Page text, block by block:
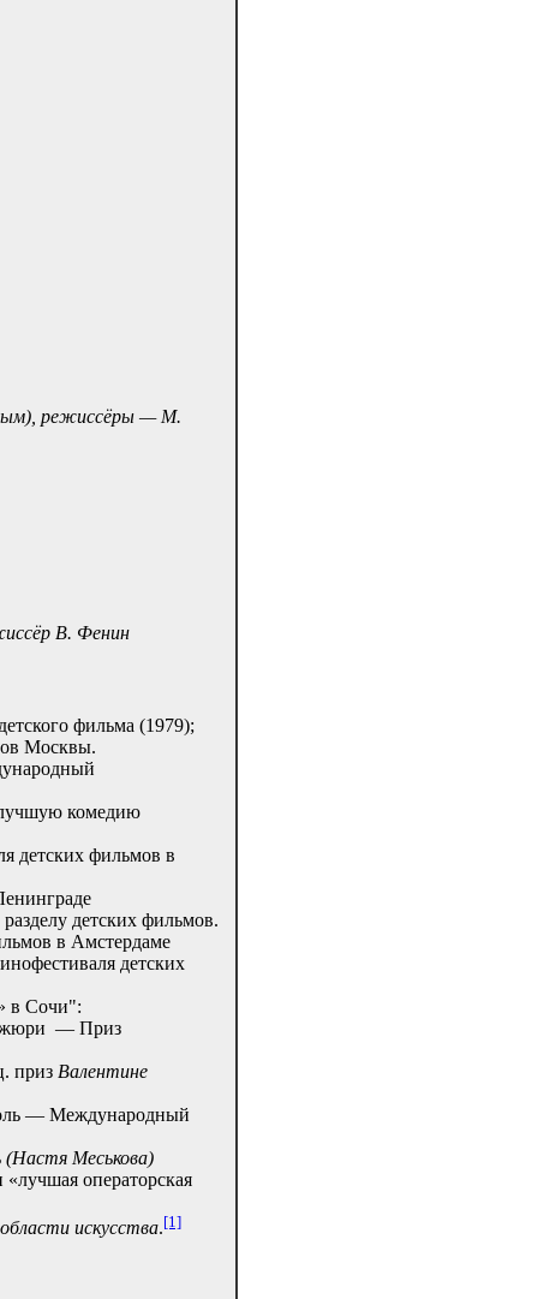
режиссёры — М.
В. Фенин
фильма (1979);
Москвы.
комедию
детских фильмов в
детских фильмов.
в Амстердаме
детских
в Сочи":
жюри — Приз
приз Валентине
— Международный
(Настя Меськова)
операторская
области искусства.[1]